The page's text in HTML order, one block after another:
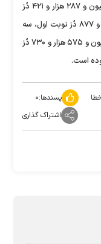
درمانی شیراز با احتساب چهار دُز، به هشت میلیون و ۲۸۷ هزار و ۴۲۱ دُز
رسیده که از این تعداد سه میلیون و ۴۳۴ هزار و ۸۷۷ دُز نوبت اول، سه
میلیون و ۱۴۱ هزار و ۹۸۲ دُز نوبت دوم، یک میلیون و ۵۷۵ هزار و ۷۳۰ دُز
پسندها:۰
اشتراک گذاری